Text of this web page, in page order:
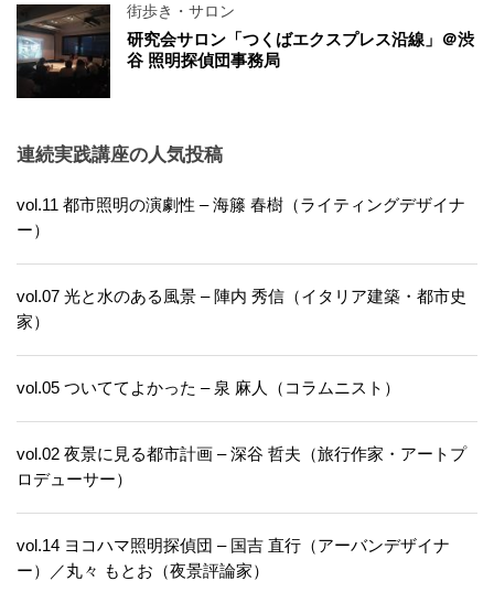
街歩き・サロン
研究会サロン「つくばエクスプレス沿線」＠渋
谷 照明探偵団事務局
連続実践講座の人気投稿
vol.11 都市照明の演劇性 – 海籐 春樹（ライティングデザイナ
ー）
vol.07 光と水のある風景 – 陣内 秀信（イタリア建築・都市史
家）
vol.05 ついててよかった – 泉 麻人（コラムニスト）
vol.02 夜景に見る都市計画 – 深谷 哲夫（旅行作家・アートプ
ロデューサー）
vol.14 ヨコハマ照明探偵団 – 国吉 直行（アーバンデザイナ
ー）／丸々 もとお（夜景評論家）